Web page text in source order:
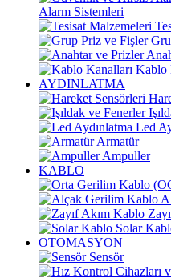
Alarm Sistemleri
Kablo
AYDINLATMA
Led
Armatür
Ampuller
KABLO
Solar
OTOMASYON
Sensör